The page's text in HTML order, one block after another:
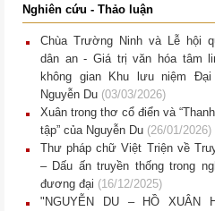
Nghiên cứu - Thảo luận
Chùa Trường Ninh và Lễ hội
dân an - Giá trị văn hóa tâm
không gian Khu lưu niệm
Nguyễn Du (03/03/2026)
Xuân trong thơ cổ điển và
tập” của Nguyễn Du (26/01/2026)
Thư pháp chữ Việt Triện về
– Dấu ấn truyền thống trong
đương đại (16/12/2025)
"NGUYỄN DU – HỒ XUÂN